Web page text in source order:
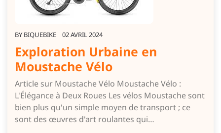
BY BIQUEBIKE 02 AVRIL 2024
Exploration Urbaine en
Moustache Vélo
Article sur Moustache Vélo Moustache Vélo :
L'Élégance à Deux Roues Les vélos Moustache sont
bien plus qu'un simple moyen de transport ; ce
sont des œuvres d'art roulantes qui…